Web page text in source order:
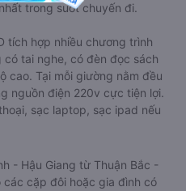
trong suốt chuyến đi.
tích hợp nhiều chương trình
tai nghe, có đèn đọc sách
cao. Tại mỗi giường nằm đều
nguồn điện 220v cực tiện lợi.
sạc laptop, sạc ipad nếu
- Hậu Giang từ Thuận Bắc -
các cặp đôi hoặc gia đình có